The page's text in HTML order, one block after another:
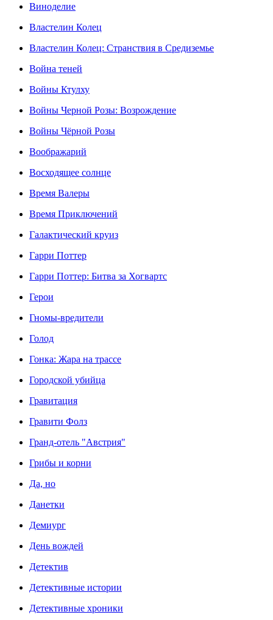
Виноделие
Властелин Колец
Властелин Колец: Странствия в Средиземье
Война теней
Войны Ктулху
Войны Черной Розы: Возрождение
Войны Чёрной Розы
Воображарий
Восходящее солнце
Время Валеры
Время Приключений
Галактический круиз
Гарри Поттер
Гарри Поттер: Битва за Хогвартс
Герои
Гномы-вредители
Голод
Гонка: Жара на трассе
Городской убийца
Гравитация
Гравити Фолз
Гранд-отель "Австрия"
Грибы и корни
Да, но
Данетки
Демиург
День вождей
Детектив
Детективные истории
Детективные хроники